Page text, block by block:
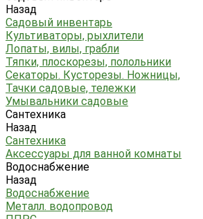
Назад
Садовый инвентарь
Культиваторы, рыхлители
Лопаты, вилы, грабли
Тяпки, плоскорезы, полольники
Секаторы. Кусторезы. Ножницы,
Тачки садовые, тележки
Умывальники садовые
Сантехника
Назад
Сантехника
Аксессуары для ванной комнаты
Водоснабжение
Назад
Водоснабжение
Металл. водопровод